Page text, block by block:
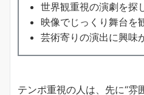
世界観重視の演劇を探
映像でじっくり舞台を
芸術寄りの演出に興味
テンポ重視の人は、先に“雰